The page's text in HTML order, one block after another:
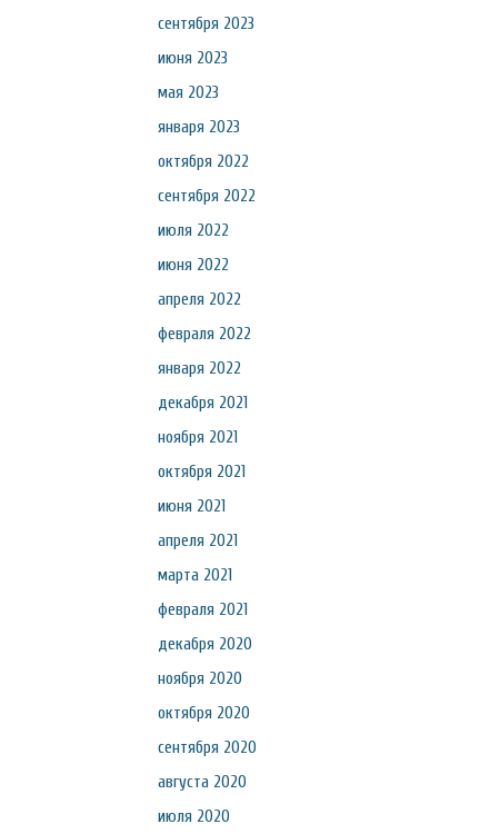
сентября 2023
июня 2023
мая 2023
января 2023
октября 2022
сентября 2022
июля 2022
июня 2022
апреля 2022
февраля 2022
января 2022
декабря 2021
ноября 2021
октября 2021
июня 2021
апреля 2021
марта 2021
февраля 2021
декабря 2020
ноября 2020
октября 2020
сентября 2020
августа 2020
июля 2020